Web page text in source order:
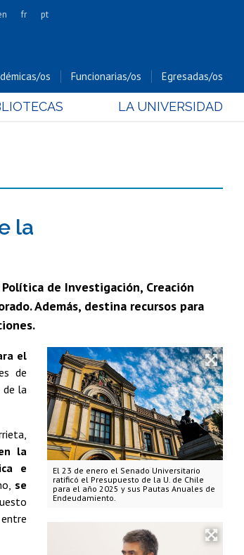
y Conservación
Sociales
Internacionales
fr pt
os Funcionarias/os Egresadas/os
LA UNIVERSIDAD
la
de Investigación, Creación
Además, destina recursos para
El 23 de enero el Senado Universitario
ratificó el Presupuesto de la U. de Chile
para el año 2025 y sus Pautas Anuales de
Endeudamiento.
el
de
de la
la
e
se